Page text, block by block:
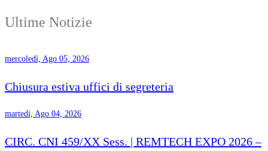
Ultime Notizie
mercoledì, Ago 05, 2026
Chiusura estiva uffici di segreteria
martedì, Ago 04, 2026
CIRC. CNI 459/XX Sess. | REMTECH EXPO 2026 –